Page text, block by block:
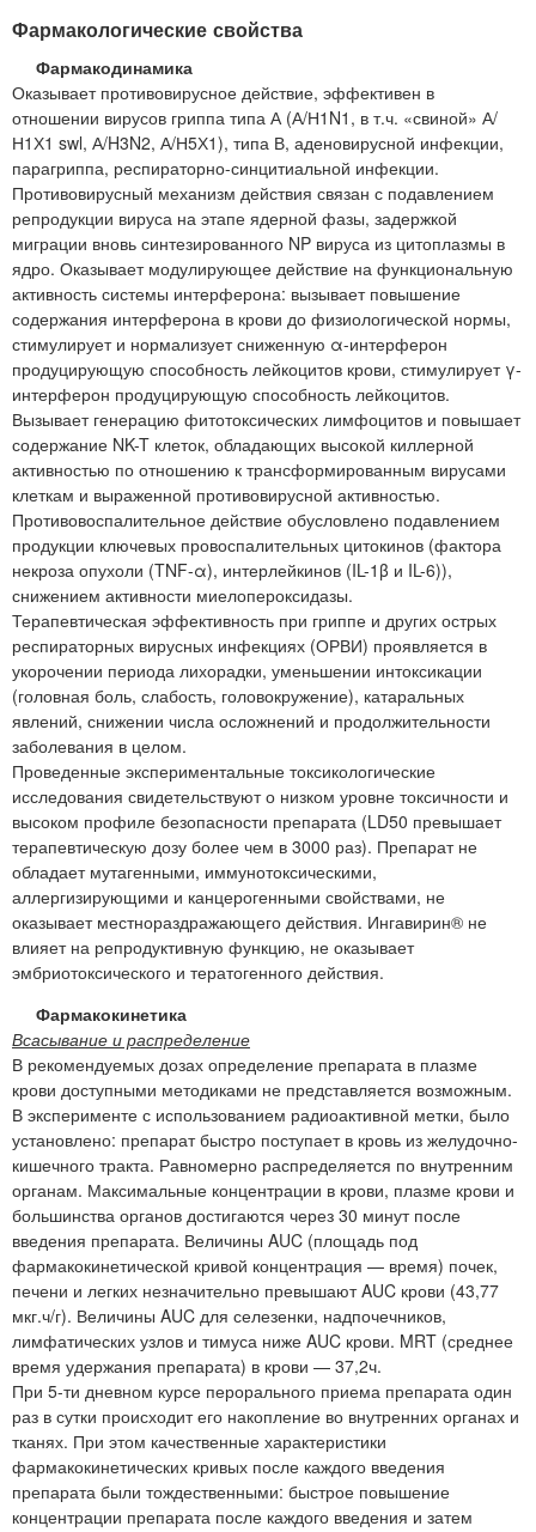
Фармакологические свойства
Фармакодинамика
Оказывает противовирусное действие, эффективен в
отношении вирусов гриппа типа А (А/Н1N1, в т.ч. «свиной» А/
Н1Х1 swl, А/H3N2, А/Н5Х1), типа В, аденовирусной инфекции,
парагриппа, респираторно-синцитиальной инфекции.
Противовирусный механизм действия связан с подавлением
репродукции вируса на этапе ядерной фазы, задержкой
миграции вновь синтезированного NP вируса из цитоплазмы в
ядро. Оказывает модулирующее действие на функциональную
активность системы интерферона: вызывает повышение
содержания интерферона в крови до физиологической нормы,
стимулирует и нормализует сниженную α-интерферон
продуцирующую способность лейкоцитов крови, стимулирует γ-
интерферон продуцирующую способность лейкоцитов.
Вызывает генерацию фитотоксических лимфоцитов и повышает
содержание NK-T клеток, обладающих высокой киллерной
активностью по отношению к трансформированным вирусами
клеткам и выраженной противовирусной активностью.
Противовоспалительное действие обусловлено подавлением
продукции ключевых провоспалительных цитокинов (фактора
некроза опухоли (TNF-α), интерлейкинов (IL-1β и IL-6)),
снижением активности миелопероксидазы.
Терапевтическая эффективность при гриппе и других острых
респираторных вирусных инфекциях (ОРВИ) проявляется в
укорочении периода лихорадки, уменьшении интоксикации
(головная боль, слабость, головокружение), катаральных
явлений, снижении числа осложнений и продолжительности
заболевания в целом.
Проведенные экспериментальные токсикологические
исследования свидетельствуют о низком уровне токсичности и
высоком профиле безопасности препарата (LD50 превышает
терапевтическую дозу более чем в 3000 раз). Препарат не
обладает мутагенными, иммунотоксическими,
аллергизирующими и канцерогенными свойствами, не
оказывает местнораздражающего действия. Ингавирин® не
влияет на репродуктивную функцию, не оказывает
эмбриотоксического и тератогенного действия.
Фармакокинетика
Всасывание и распределение
В рекомендуемых дозах определение препарата в плазме
крови доступными методиками не представляется возможным.
В эксперименте с использованием радиоактивной метки, было
установлено: препарат быстро поступает в кровь из желудочно-
кишечного тракта. Равномерно распределяется по внутренним
органам. Максимальные концентрации в крови, плазме крови и
большинства органов достигаются через 30 минут после
введения препарата. Величины AUC (площадь под
фармакокинетической кривой концентрация — время) почек,
печени и легких незначительно превышают AUC крови (43,77
мкг.ч/г). Величины AUC для селезенки, надпочечников,
лимфатических узлов и тимуса ниже AUC крови. MRT (среднее
время удержания препарата) в крови — 37,2ч.
При 5-ти дневном курсе перорального приема препарата один
раз в сутки происходит его накопление во внутренних органах и
тканях. При этом качественные характеристики
фармакокинетических кривых после каждого введения
препарата были тождественными: быстрое повышение
концентрации препарата после каждого введения и затем